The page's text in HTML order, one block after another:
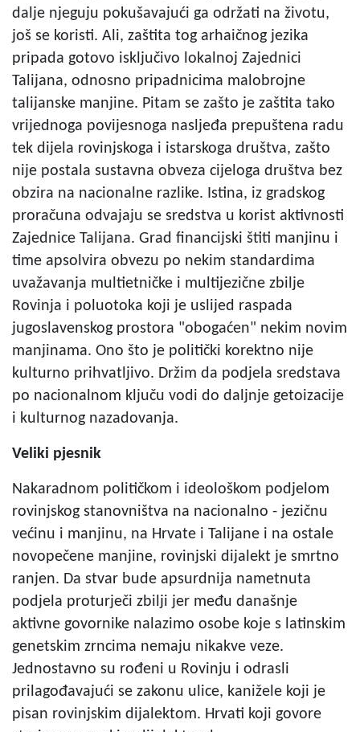
dalje njeguju pokušavajući ga održati na životu,
još se koristi. Ali, zaštita tog arhaičnog jezika
pripada gotovo isključivo lokalnoj Zajednici
Talijana, odnosno pripadnicima malobrojne
talijanske manjine. Pitam se zašto je zaštita tako
vrijednoga povijesnoga nasljeđa prepuštena radu
tek dijela rovinjskoga i istarskoga društva, zašto
nije postala sustavna obveza cijeloga društva bez
obzira na nacionalne razlike. Istina, iz gradskog
proračuna odvajaju se sredstva u korist aktivnosti
Zajednice Talijana. Grad financijski štiti manjinu i
time apsolvira obvezu po nekim standardima
uvažavanja multietničke i multijezične zbilje
Rovinja i poluotoka koji je uslijed raspada
jugoslavenskog prostora "obogaćen" nekim novim
manjinama. Ono što je politički korektno nije
kulturno prihvatljivo. Držim da podjela sredstava
po nacionalnom ključu vodi do daljnje getoizacije
i kulturnog nazadovanja.
Veliki pjesnik
Nakaradnom političkom i ideološkom podjelom
rovinjskog stanovništva na nacionalno - jezičnu
većinu i manjinu, na Hrvate i Talijane i na ostale
novopečene manjine, rovinjski dijalekt je smrtno
ranjen. Da stvar bude apsurdnija nametnuta
podjela proturječi zbilji jer među današnje
aktivne govornike nalazimo osobe koje s latinskim
genetskim zrncima nemaju nikakve veze.
Jednostavno su rođeni u Rovinju i odrasli
prilagođavajući se zakonu ulice, kanižele koji je
pisan rovinjskim dijalektom. Hrvati koji govore